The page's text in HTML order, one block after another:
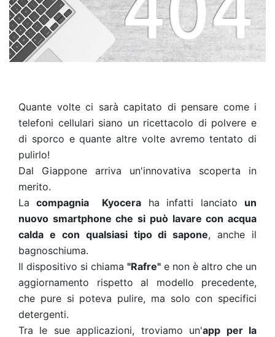
Quante volte ci sarà capitato di pensare come i
telefoni cellulari siano un ricettacolo di polvere e
di sporco e quante altre volte avremo tentato di
pulirlo!
Dal Giappone arriva un'innovativa scoperta in
merito.
Lacompagnia Kyocera ha infatti lanciato un
nuovo smartphone che si può lavare con acqua
calda e con qualsiasi tipo di sapone, anche il
bagnoschiuma.
Il dispositivo si chiama"Rafre" e non è altro che un
aggiornamento rispetto al modello precedente,
che pure si poteva pulire, ma solo con specifici
detergenti.
Tra le sue applicazioni, troviamo un'app per la